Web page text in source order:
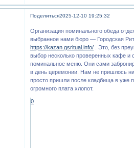
Поделиться2025-12-10 19:25:32
Организация поминального обеда
выбранное нами бюро — Городская
https://kazan.gsritual.info/ . Это, без
выбор несколько проверенных кафе и
поминальное меню. Они сами
в день церемонии. Нам не пришлось
просто пришли после кладбища в уже
огромного плата хлопот.
0